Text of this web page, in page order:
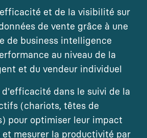
et de la visibilité sur
de vente grâce à une
de business intelligence
au niveau de la
et du vendeur individuel
dans le suivi de la
(chariots, têtes de
pour optimiser leur impact
et mesurer la productivité par